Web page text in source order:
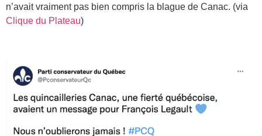
n’avait vraiment pas bien compris la blague de Canac. (via
Clique du Plateau)